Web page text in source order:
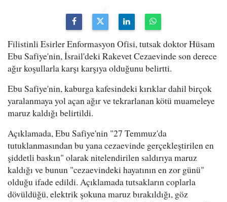
Filistinli Esirler Enformasyon Ofisi, tutsak doktor Hüsam
Ebu Safiye'nin, İsrail'deki Rakevet Cezaevinde son derece
ağır koşullarla karşı karşıya olduğunu belirtti.
Ebu Safiye'nin, kaburga kafesindeki kırıklar dahil birçok
yaralanmaya yol açan ağır ve tekrarlanan kötü muameleye
maruz kaldığı belirtildi.
Açıklamada, Ebu Safiye'nin "27 Temmuz'da
tutuklanmasından bu yana cezaevinde gerçekleştirilen en
şiddetli baskın" olarak nitelendirilen saldırıya maruz
kaldığı ve bunun "cezaevindeki hayatının en zor günü"
olduğu ifade edildi. Açıklamada tutsakların coplarla
dövüldüğü, elektrik şokuna maruz bırakıldığı, göz